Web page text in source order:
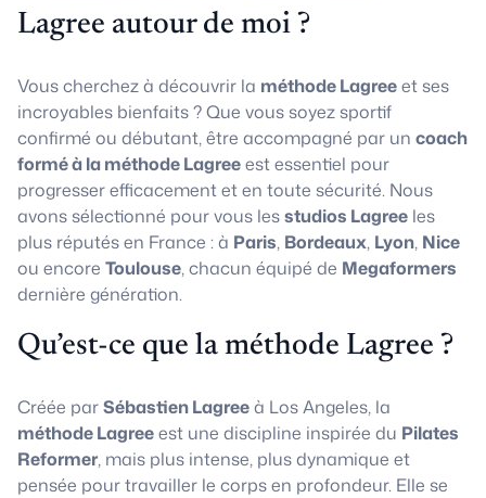
Lagree autour de moi ?
Vous cherchez à découvrir la méthode Lagreeet ses
incroyables bienfaits ? Que vous soyez sportif
confirmé ou débutant, être accompagné par un coach
formé à la méthode Lagreeest essentiel pour
progresser efficacement et en toute sécurité. Nous
avons sélectionné pour vous lesstudios Lagree les
plus réputés en France : à Paris, Bordeaux, Lyon, Nice
ou encore Toulouse, chacun équipé de Megaformers
dernière génération.
Qu’est-ce que la méthode Lagree ?
Créée parSébastien Lagreeà Los Angeles, la
méthode Lagreeest une discipline inspirée du Pilates
Reformer, mais plus intense, plus dynamique et
pensée pour travailler le corps en profondeur. Elle se